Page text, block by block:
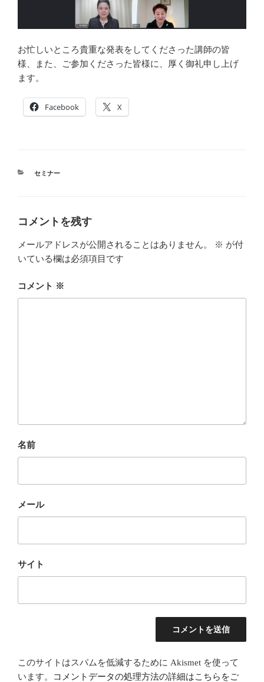
お忙しいところ貴重な発表をしてくださった講師の皆
様、また、ご参加くださった皆様に、厚く御礼申し上げ
ます。
Facebook X
カ
ー
セミナー
コメントを残す
メールアドレスが公開されることはありません。 ※ が付
いている欄は必須項目です
コメント ※
名前
メール
サイト
このサイトはスパムを低減するために Akismet を使って
います。
コメントデータの処理方法の詳細はこちらをご